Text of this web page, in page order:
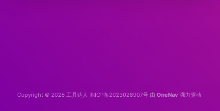
Copyright © 2026 工具达人 湘ICP备2023028907号 由 OneNav 强力驱动